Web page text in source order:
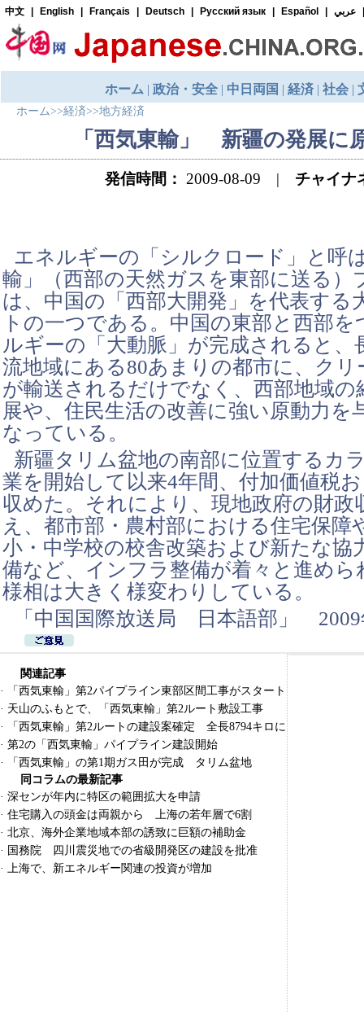
ホーム>>経済>>地方経済
「西気東輸」 新疆の発展に
発信時間： 2009-08-09 | チャイナ
エネルギーの「シルクロード」と呼
輸」（西部の天然ガスを東部に送る）
は、中国の「西部大開発」を代表する
トの一つである。中国の東部と西部
ルギーの「大動脈」が完成されると、
流地域にある80あまりの都市に、ク
が輸送されるだけでなく、西部地域の
展や、住民生活の改善に強い原動力を
なっている。
新疆タリム盆地の南部に位置するカ
業を開始して以来4年間、付加価値税
収めた。それにより、現地政府の財政
え、都市部・農村部における住宅保障
小・中学校の校舎改築および新たな協
備など、インフラ整備が着々と進めら
様相は大きく様変わりしている。
「中国国際放送局 日本語部」 2009
関連記事
·
「西気東輸」第2パイプライン東部区間工事がスタート
· 天山のふもとで、「西気東輸」第2ルート敷設工事
·
「西気東輸」第2ルートの建設案確定 全長8794キロに
· 第2の「西気東輸」パイプライン建設開始
·
「西気東輸」の第1期ガス田が完成 タリム盆地
同コラムの最新記事
· 深センが年内に特区の範囲拡大を申請
· 住宅購入の頭金は両親から 上海の若年層で6割
· 北京、海外企業地域本部の誘致に巨額の補助金
· 国務院 四川震災地での省級開発区の建設を批准
· 上海で、新エネルギー関連の投資が増加